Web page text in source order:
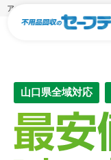
アーカイブ: カテゴリ:
山口県全域対応